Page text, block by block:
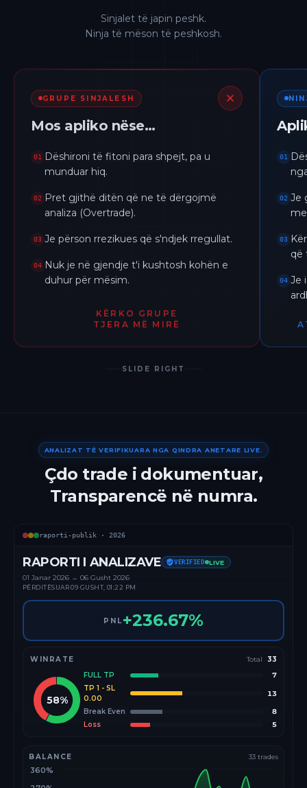
Sinjalet të japin peshk.
Ninja të mëson të peshkosh.
GRUPE SINJALESH
Mos apliko nëse…
01
Dëshironi të fitoni para shpejt, pa u
munduar hiq.
02
Pret gjithë ditën që ne të dërgojmë
analiza (Overtrade).
03 Je përson rrezikues që s'ndjek rregullat.
04 Nuk je në gjendje t'i kushtosh kohën e
duhur për mësim.
KËRKO GRUPE
TJERA MË MIRË
01
02 Je
03
që
04 Je
SLIDE RIGHT
ANALIZAT TË VERIFIKUARA NGA QINDRA ANETARE LIVE.
Çdo trade i dokumentuar,
Transparencë në numra.
raporti-publik · 2026
RAPORTI I ANALIZAVE VERIFIED LIVE
01 Janar 2026 → 06 Gusht 2026
PËRDITËSUAR09 GUSHT, 01:22 PM
PNL +236.67%
WINRATE Total 33
58%
FULL TP
7
TP 1 - SL
0.00
13
Break Even
8
Loss
5
BALANCE 33 trades
360%